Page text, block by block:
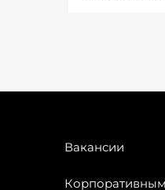
Вакансии